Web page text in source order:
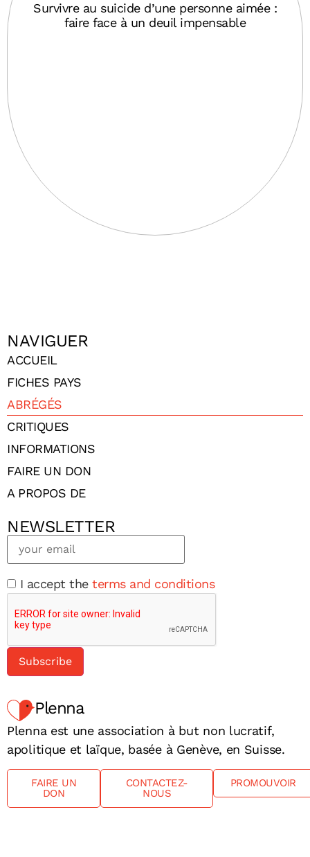
Survivre au suicide d’une personne aimée :
faire face à un deuil impensable
NAVIGUER
ACCUEIL
FICHES PAYS
ABRÉGÉS
CRITIQUES
INFORMATIONS
FAIRE UN DON
A PROPOS DE
NEWSLETTER
I accept the terms and conditions
Plenna
Plenna est une association à but non lucratif,
apolitique et laïque, basée à Genève, en Suisse.
FAIRE UN
DON
CONTACTEZ-
NOUS
PROMOUVOIR